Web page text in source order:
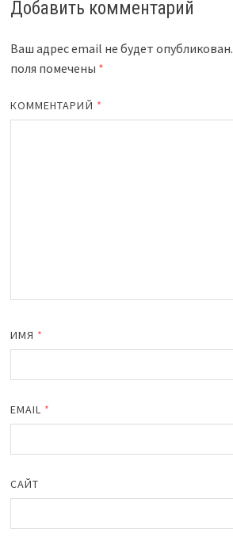
Добавить комментарий
Ваш адрес email не будет опубликован.
поля помечены *
КОММЕНТАРИЙ *
ИМЯ *
EMAIL *
САЙТ